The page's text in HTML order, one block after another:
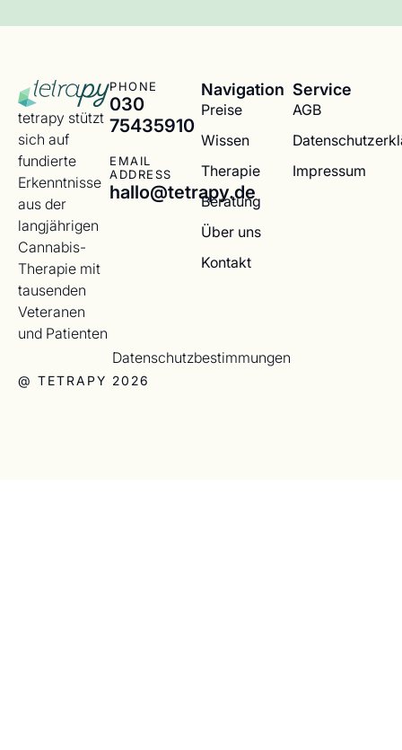
tetrapy stützt
sich auf
fundierte
Erkenntnisse
aus der
langjährigen
Cannabis-
Therapie mit
tausenden
Veteranen
und Patienten
PHONE
030
75435910
EMAIL
ADDRESS
hallo@tetrapy.de
Navigation
Preise
Wissen
Therapie
Beratung
Über uns
Kontakt
Service
AGB
Impressum
@ TETRAPY 2026
Datenschutzbestimmungen